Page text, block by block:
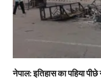
नेपाल: इतिहास का पहिया